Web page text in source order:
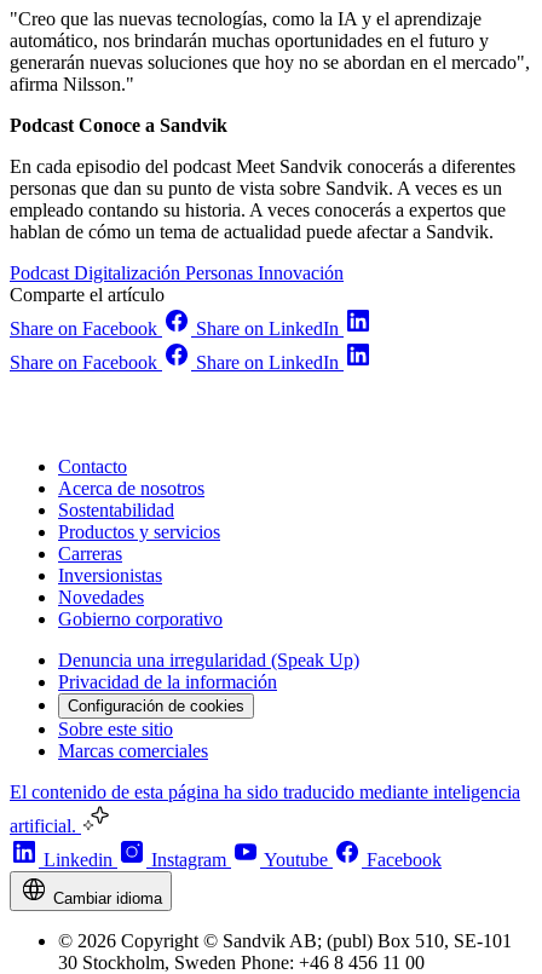
"Creo que las nuevas tecnologías, como la IA y el aprendizaje
automático, nos brindarán muchas oportunidades en el futuro y
generarán nuevas soluciones que hoy no se abordan en el mercado",
afirma Nilsson."
Podcast Conoce a Sandvik
En cada episodio del podcast Meet Sandvik conocerás a diferentes
personas que dan su punto de vista sobre Sandvik. A veces es un
empleado contando su historia. A veces conocerás a expertos que
hablan de cómo un tema de actualidad puede afectar a Sandvik.
Podcast Digitalización Personas Innovación
Comparte el artículo
Share on Facebook
Share on LinkedIn
Share on Facebook
Share on LinkedIn
Contacto
Acerca de nosotros
Sostentabilidad
Productos y servicios
Carreras
Inversionistas
Novedades
Gobierno corporativo
Denuncia una irregularidad (Speak Up)
Privacidad de la información
Configuración de cookies
Sobre este sitio
Marcas comerciales
El contenido de esta página ha sido traducido mediante inteligencia
artificial.
Linkedin
Instagram Youtube Facebook
Cambiar idioma
© 2026 Copyright © Sandvik AB; (publ) Box 510, SE-101
30 Stockholm, Sweden Phone: +46 8 456 11 00